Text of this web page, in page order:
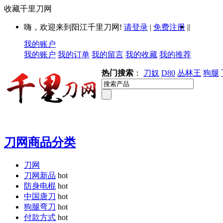
收藏千里刀网
嗨，欢迎来到阳江千里刀网! 请登录 | 免费注册 ||
我的账户
我的账户 我的订单 我的留言 我的收藏 我的推荐
热门搜索 ： 刀奴 D80 丛林王 狗腿
刀网商品分类
刀网
刀网新品 hot
防身电棍 hot
中国唐刀 hot
狗腿弯刀 hot
付款方式 hot